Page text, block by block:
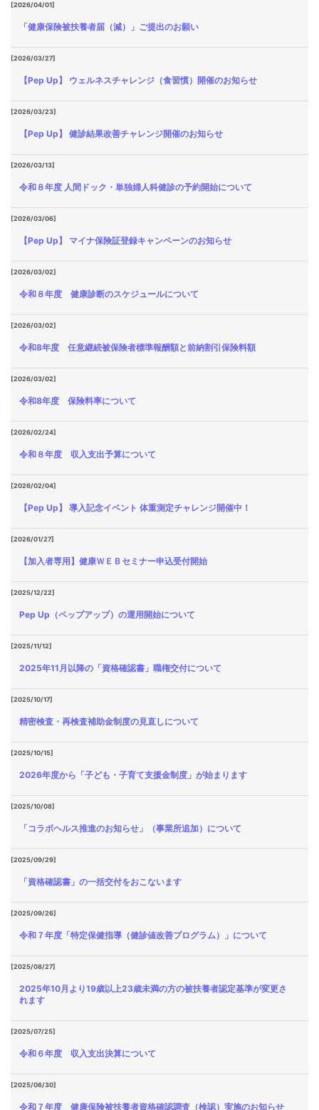
[2026/04/01]
「健康保険被扶養者届（減）」ご提出のお願い
[2026/03/27]
【Pep Up】 ウェルネスチャレンジ（食習慣）開催のお知らせ
[2026/03/23]
【Pep Up】 健診結果改善チャレンジ開催のお知らせ
[2026/03/13]
令和８年度 人間ドック・単独婦人科健診の予約開始について
[2026/03/06]
【Pep Up】 マイナ保険証登録キャンペーンのお知らせ
[2026/03/02]
令和８年度 健康診断のスケジュールについて
[2026/03/02]
令和8年度 任意継続被保険者標準報酬額と前納割引保険料額
[2026/03/02]
令和8年度 保険料率について
[2026/02/24]
令和８年度 収入支出予算について
[2026/02/04]
【Pep Up】 導入記念イベント 体重測定チャレンジ開催中！
[2026/01/27]
【加入者専用】健康ＷＥＢセミナー申込受付開始
[2025/12/22]
Pep Up（ペップアップ）の運用開始について
[2025/11/12]
2025年11月以降の「資格確認書」職権交付について
[2025/10/17]
精密検査・再検査補助金制度の見直しについて
[2025/10/15]
2026年度から「子ども・子育て支援金制度」が始まります
[2025/10/08]
「コラボヘルス推進のお知らせ」（事業所追加）について
[2025/09/29]
「資格確認書」の一括交付をおこないます
[2025/09/26]
令和７年度「特定保健指導（健診値改善プログラム）」について
[2025/08/27]
2025年10月より19歳以上23歳未満の方の被扶養者認定基準が変更さ
れます
[2025/07/25]
令和６年度 収入支出決算について
[2025/06/30]
令和７年度 健康保険被扶養者資格確認調査（検認）実施のお知らせ